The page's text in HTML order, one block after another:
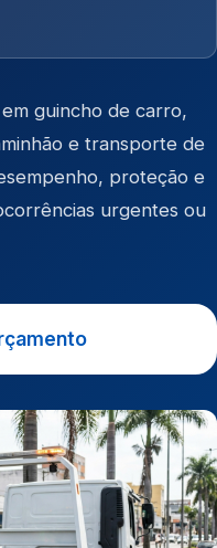
guincho de carro,
e transporte de
proteção e
urgentes ou